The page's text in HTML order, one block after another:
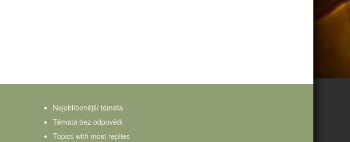
Nejoblíbenější témata
Témata bez odpovědi
Topics with most replies